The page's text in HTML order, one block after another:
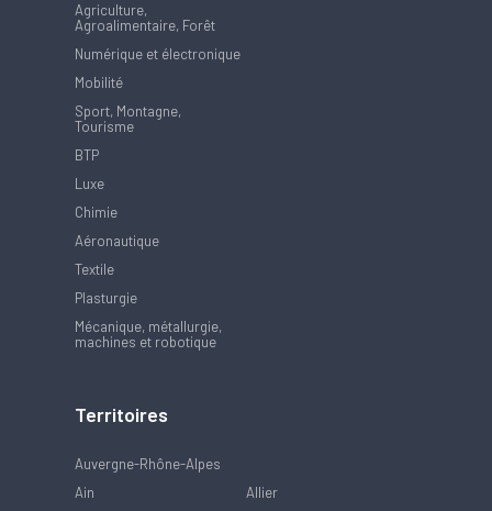
Agriculture,
Agroalimentaire, Forêt
Numérique et électronique
Mobilité
Sport, Montagne,
Tourisme
BTP
Luxe
Chimie
Aéronautique
Textile
Plasturgie
Mécanique, métallurgie,
machines et robotique
Territoires
Auvergne-Rhône-Alpes
Ain
Allier